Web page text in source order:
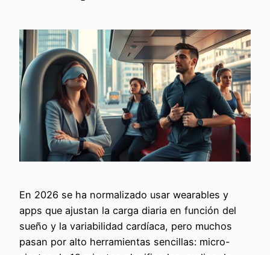
En 2026 se ha normalizado usar wearables y
apps que ajustan la carga diaria en función del
sueño y la variabilidad cardíaca, pero muchos
pasan por alto herramientas sencillas: micro-